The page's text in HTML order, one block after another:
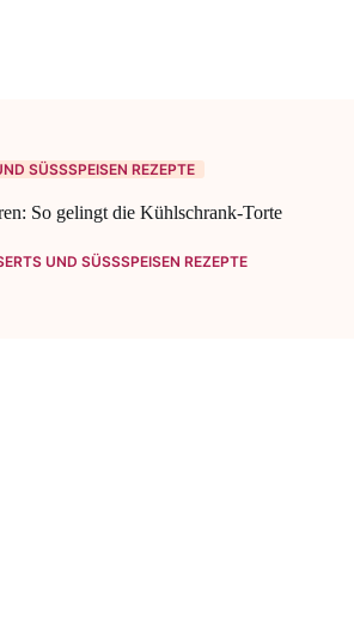
SÜSSSPEISEN REZEPTE
So gelingt die Kühlschrank-Torte
UND SÜSSSPEISEN REZEPTE